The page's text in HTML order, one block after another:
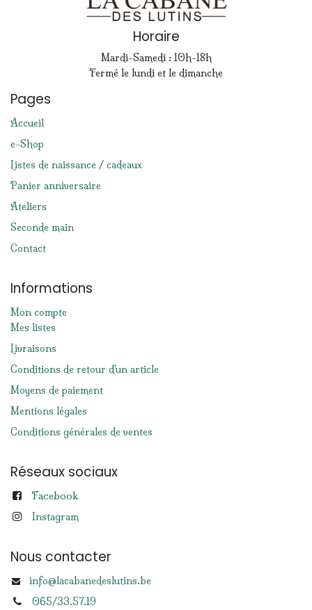
Horaire
Mardi-Samedi : 10h-18h
Fermé le lundi et le dimanche
Pages
Accueil
e-Shop
Listes de naissance / cadeaux
Panier anniversaire
Ateliers
Seconde main
Contact
Informations
Mon compte
Mes listes
Livraisons
Conditions de retour d'un article
Moyens de paiement
Mentions légales
Conditions générales de ventes
Réseaux sociaux
Facebook
Instagram
Nous contacter
info@lacabanedeslutins.be
065/33.57.19